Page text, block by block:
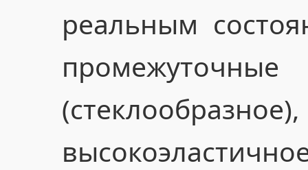
реальным